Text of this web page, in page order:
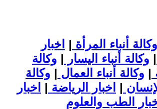
وكالة أنباء المرأة | اخبار
| وكالة أنباء اليسار | وكالة
| وكالة أنباء العمال | وكالة
| اخبار الرياضة | اخبار